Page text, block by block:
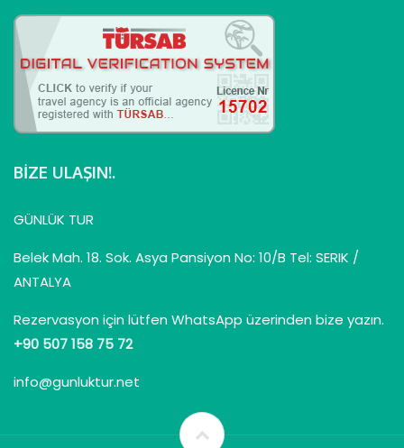
BIZE ULAŞIN!.
GÜNLÜK TUR
Belek Mah. 18. Sok. Asya Pansiyon No: 10/B Tel: SERIK /
ANTALYA
Rezervasyon için lütfen WhatsApp üzerinden bize yazın.
+90 507 158 75 72
info@gunluktur.net